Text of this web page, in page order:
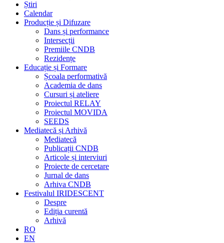
Știri
Calendar
Producție și Difuzare
Dans și performance
Intersecții
Premiile CNDB
Rezidențe
Educație și Formare
Școala performativă
Academia de dans
Cursuri și ateliere
Proiectul RELAY
Proiectul MOVIDA
SEEDS
Mediatecă și Arhivă
Mediatecă
Publicații CNDB
Articole și interviuri
Proiecte de cercetare
Jurnal de dans
Arhiva CNDB
Festivalul IRIDESCENT
Despre
Ediția curentă
Arhivă
RO
EN